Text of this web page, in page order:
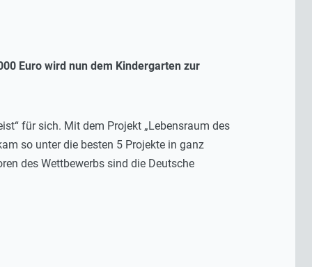
Euro wird nun dem Kindergarten zur
für sich. Mit dem Projekt „Lebensraum des
so unter die besten 5 Projekte in ganz
des Wettbewerbs sind die Deutsche